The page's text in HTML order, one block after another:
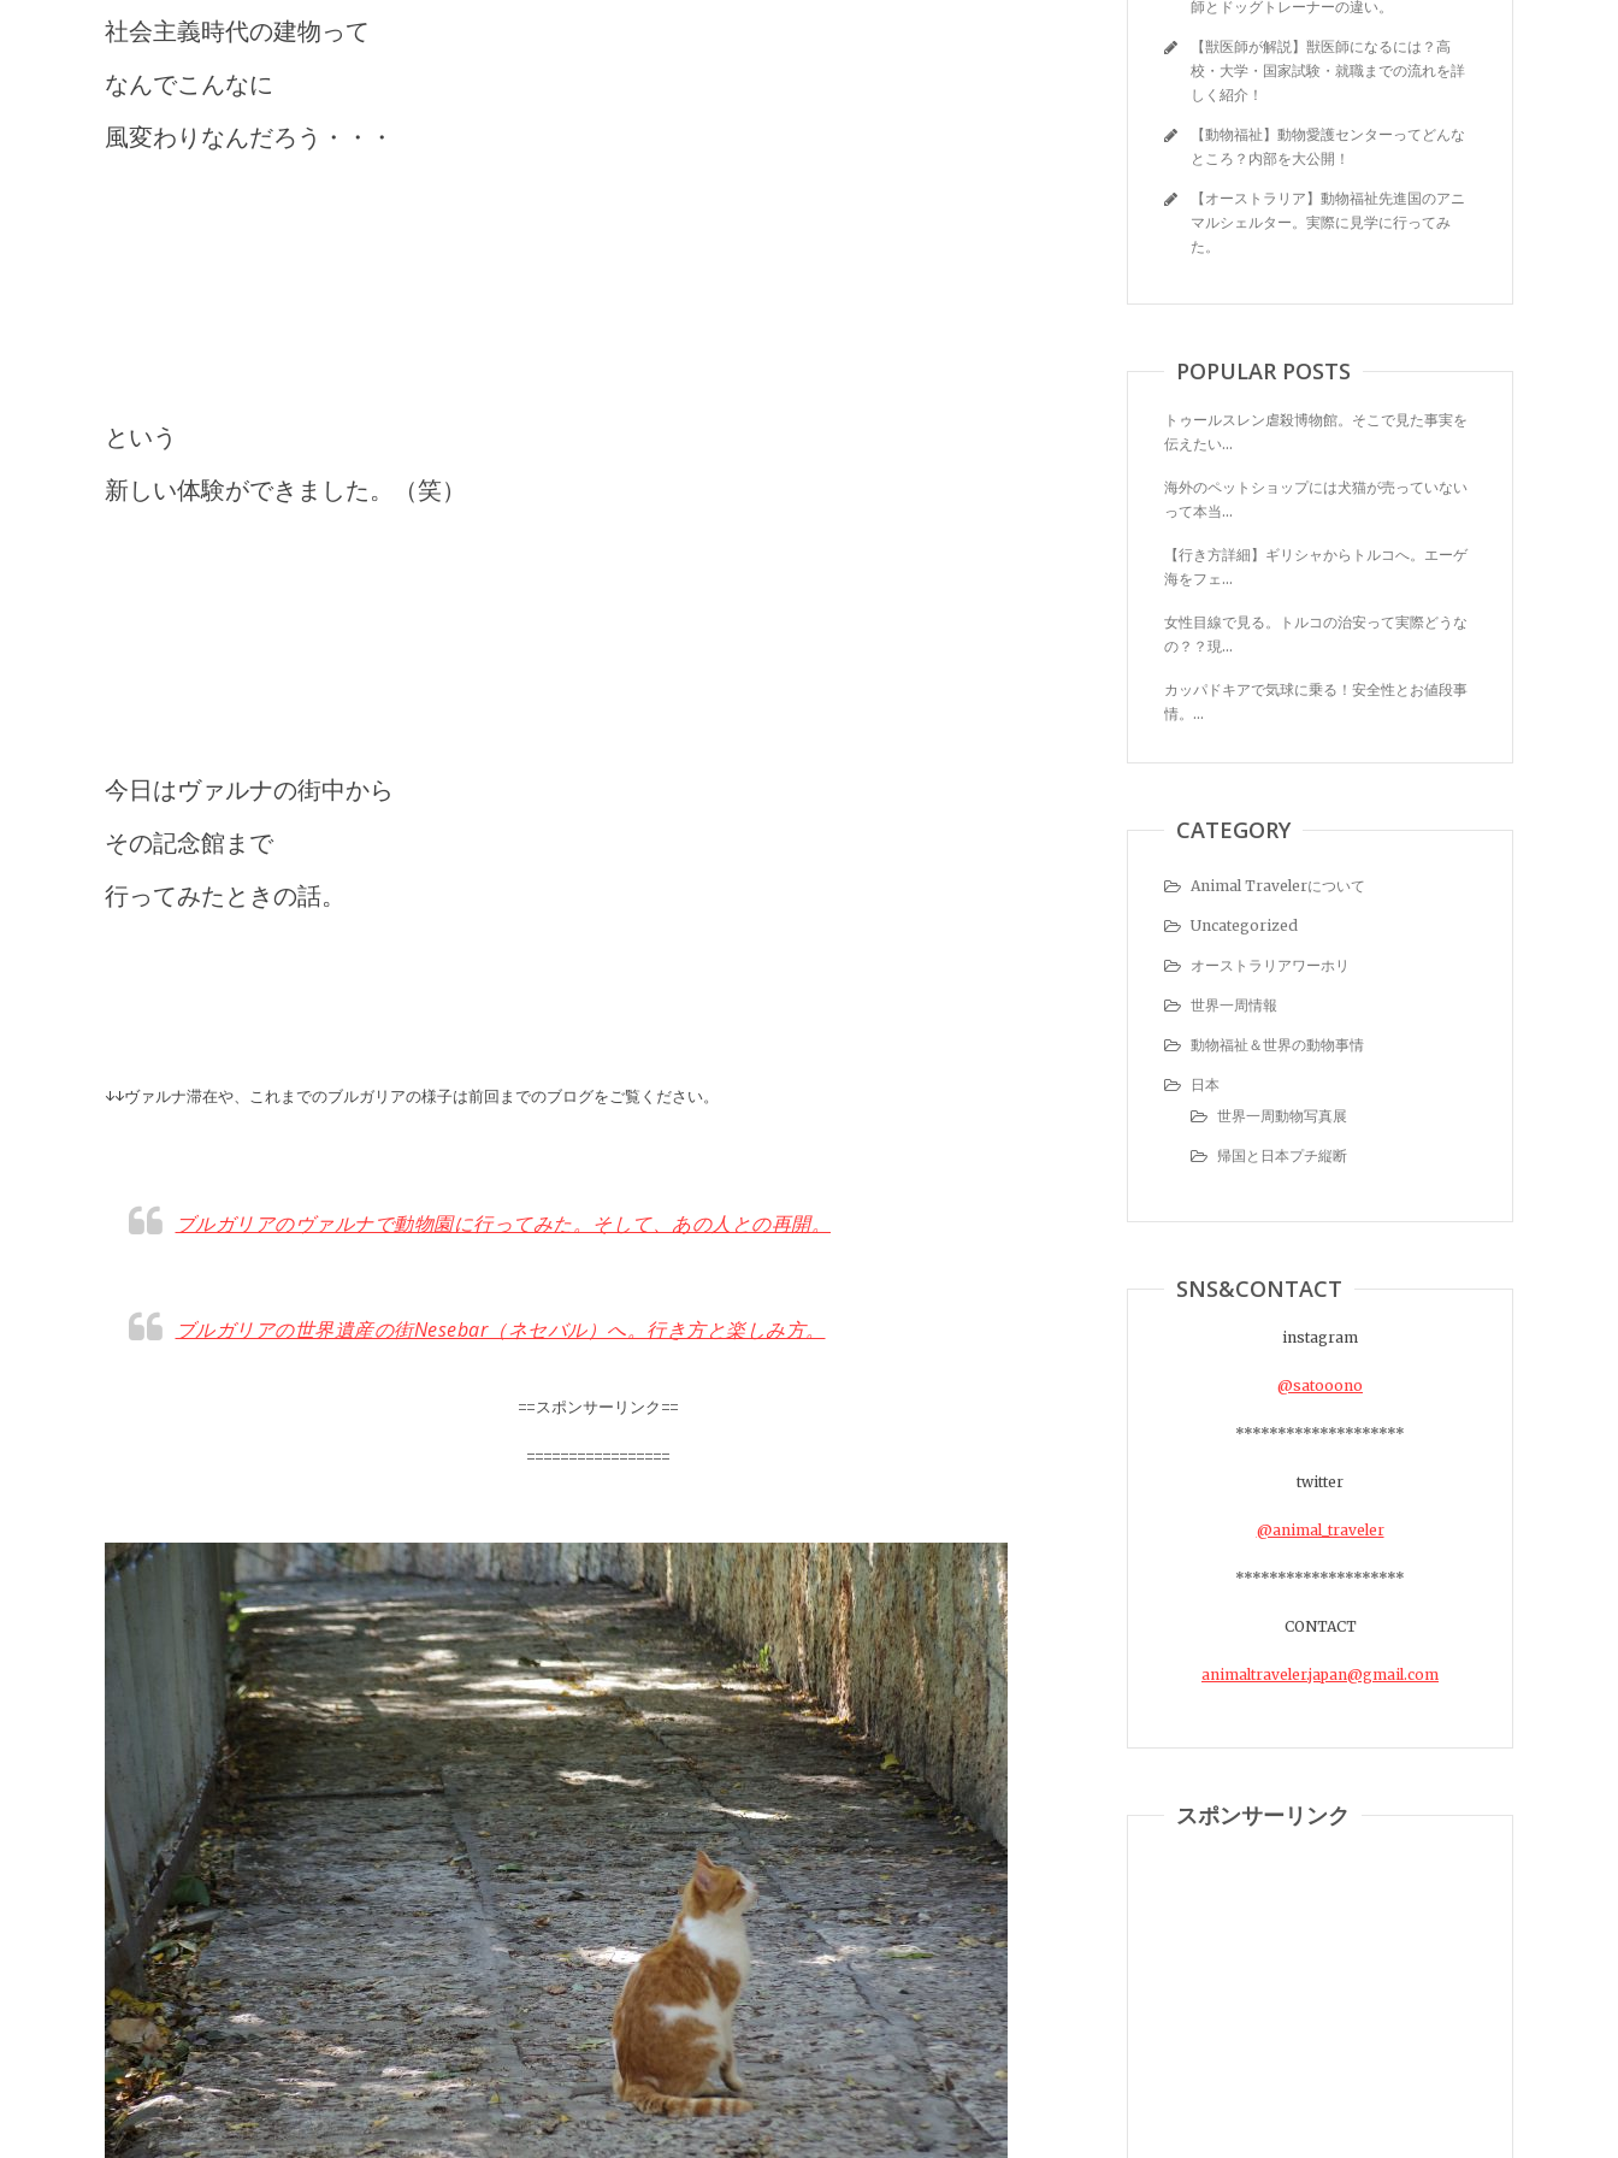
社会主義時代の建物って
なんでこんなに
風変わりなんだろう・・・
という
新しい体験ができました。（笑）
今日はヴァルナの街中から
その記念館まで
行ってみたときの話。
↓↓ヴァルナ滞在や、これまでのブルガリアの様子は前回までのブログをご覧ください。
ブルガリアのヴァルナで動物園に行ってみた。そして、あの人との再開。
ブルガリアの世界遺産の街Nesebar（ネセバル）へ。行き方と楽しみ方。
==スポンサーリンク==
=================
師とドッグトレーナーの違い。
【獣医師が解説】獣医師になるには？高
校・大学・国家試験・就職までの流れを詳
しく紹介！
【動物福祉】動物愛護センターってどんな
ところ？内部を大公開！
【オーストラリア】動物福祉先進国のアニ
マルシェルター。実際に見学に行ってみ
た。
POPULAR POSTS
トゥールスレン虐殺博物館。そこで見た事実を
伝えたい...
海外のペットショップには犬猫が売っていない
って本当...
【行き方詳細】ギリシャからトルコへ。エーゲ
海をフェ...
女性目線で見る。トルコの治安って実際どうな
の？？現...
カッパドキアで気球に乗る！安全性とお値段事
情。...
CATEGORY
Animal Travelerについて
Uncategorized
オーストラリアワーホリ
世界一周情報
動物福祉＆世界の動物事情
日本
世界一周動物写真展
帰国と日本プチ縦断
SNS&CONTACT
instagram
@satooono
********************
twitter
@animal_traveler
********************
CONTACT
animaltraveler.japan@gmail.com
スポンサーリンク